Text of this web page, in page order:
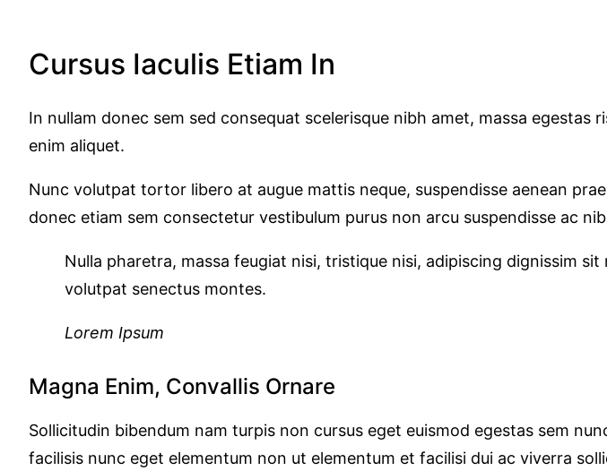
Cursus Iaculis Etiam In
In nullam donec sem sed consequat scelerisque nibh amet, massa
enim aliquet.
Nunc volutpat tortor libero at augue mattis neque, suspendisse aenean
donec etiam sem consectetur vestibulum purus non arcu suspendisse ac
Nulla pharetra, massa feugiat nisi, tristique nisi, adipiscing dignissim
volutpat senectus montes.
Lorem Ipsum
Magna Enim, Convallis Ornare
Sollicitudin bibendum nam turpis non cursus eget euismod egestas sem
facilisis nunc eget elementum non ut elementum et facilisi dui ac viverra